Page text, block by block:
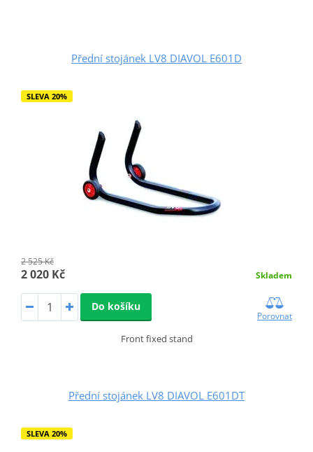
Přední stojánek LV8 DIAVOL E601D
SLEVA 20%
2 525 Kč
2 020 Kč Skladem
Do košíku
Porovnat
Front fixed stand
Přední stojánek LV8 DIAVOL E601DT
SLEVA 20%